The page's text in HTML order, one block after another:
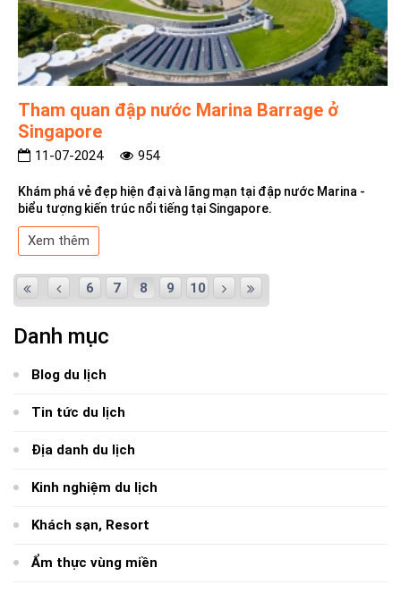
Danh mục
Blog du lịch
Tin tức du lịch
Địa danh du lịch
Kinh nghiệm du lịch
Khách sạn, Resort
Ẩm thực vùng miền
Tham quan đập nước Marina Barrage ở
Singapore
11-07-2024 954
Khám phá vẻ đẹp hiện đại và lãng mạn tại đập nước Marina -
biểu tượng kiến trúc nổi tiếng tại Singapore.
Xem thêm
6 7 8 9 10